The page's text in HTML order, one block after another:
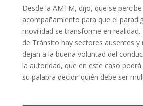
Desde la AMTM, dijo, que se
acompañamiento para que el
movilidad se transforme en realidad.
de Tránsito hay sectores ausentes y
dejan a la buena voluntad del
la autoridad, que en este caso
su palabra decidir quién debe ser